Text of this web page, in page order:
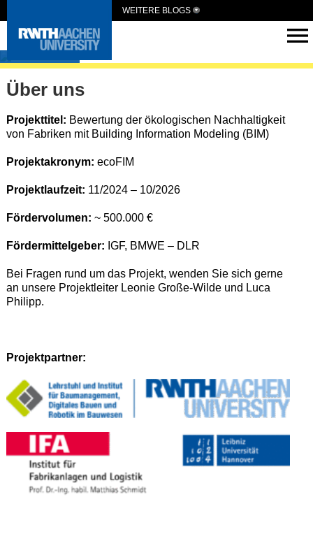
WEITERE BLOGS
ecoFIM
Über uns
Projekttitel: Bewertung der ökologischen Nachhaltigkeit
von Fabriken mit Building Information Modeling (BIM)
Projektakronym: ecoFIM
Projektlaufzeit: 11/2024 – 10/2026
Fördervolumen: ~ 500.000 €
Fördermittelgeber: IGF, BMWE – DLR
Bei Fragen rund um das Projekt, wenden Sie sich gerne
an unsere Projektleiter Leonie Große-Wilde und Luca
Philipp.
Projektpartner: